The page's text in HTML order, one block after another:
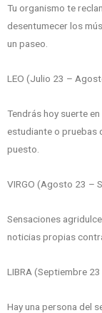
Tu organismo te
desentumecer los
un paseo.
LEO (Julio 23 –
Tendrás hoy suerte
estudiante o pruebas
puesto.
VIRGO (Agosto 23 –
Sensaciones
noticias propias
LIBRA (Septiembre
Hay una persona del